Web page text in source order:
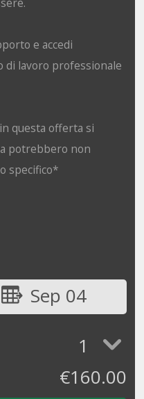
e accedi
di lavoro professionale
questa offerta si
potrebbero non
specifico*
Sep 04
1
€160.00